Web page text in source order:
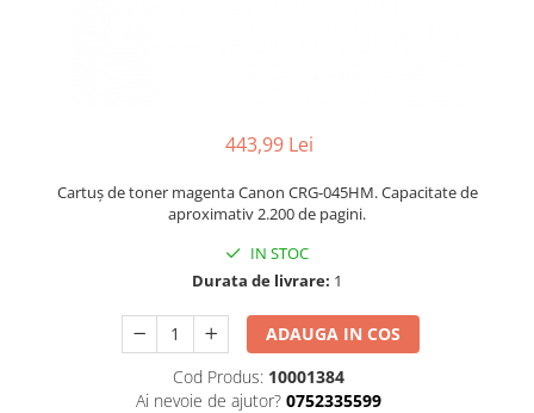
443,99 Lei
Cartuș de toner magenta Canon CRG-045HM. Capacitate de
aproximativ 2.200 de pagini.
IN STOC
Durata de livrare: 1
ADAUGA IN COS
Cod Produs: 10001384
Ai nevoie de ajutor? 0752335599